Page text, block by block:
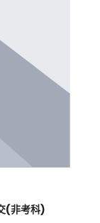
(非考科)